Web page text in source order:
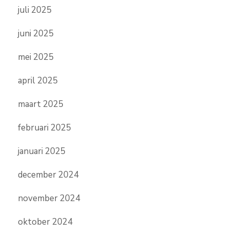
juli 2025
juni 2025
mei 2025
april 2025
maart 2025
februari 2025
januari 2025
december 2024
november 2024
oktober 2024